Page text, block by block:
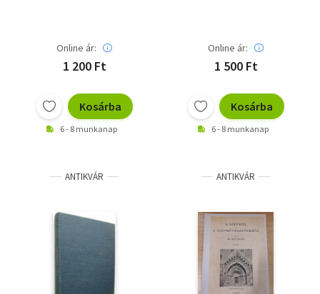
Online ár:
1 200 Ft
Kosárba
6 - 8 munkanap
Online ár:
1 500 Ft
Kosárba
6 - 8 munkanap
ANTIKVÁR ANTIKVÁR